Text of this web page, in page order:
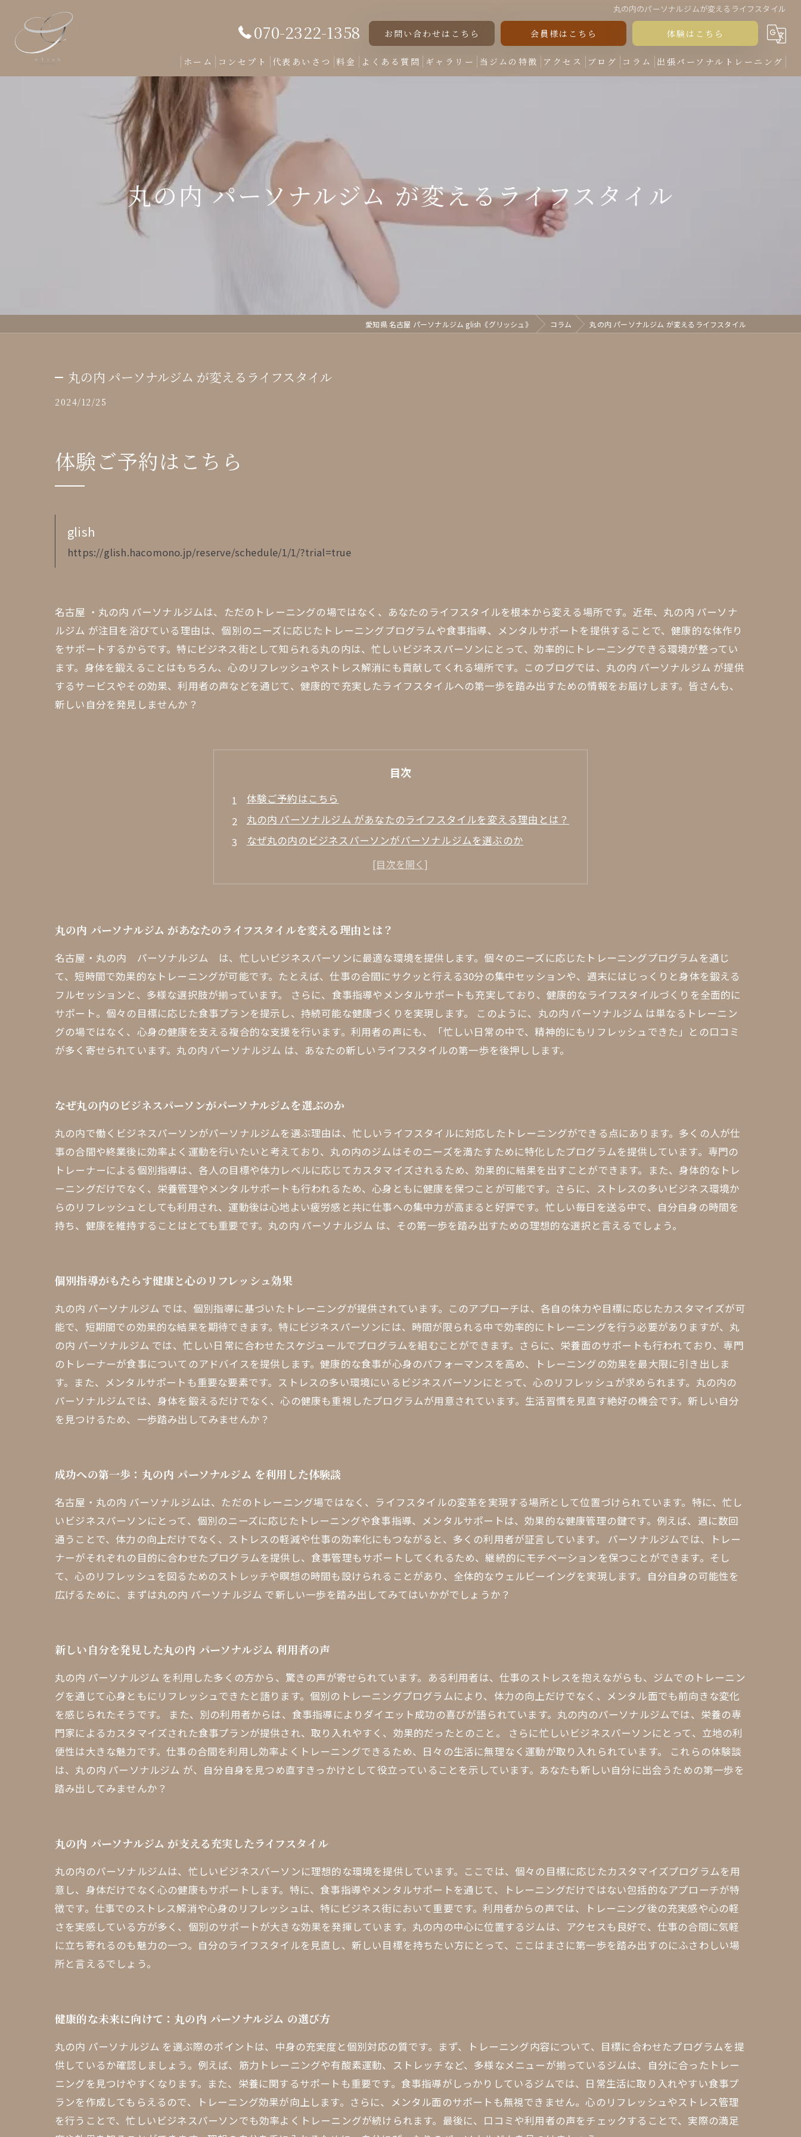
丸の内のパーソナルジムが変えるライフスタイル
070-2322-1358 お問い合わせはこちら 会員様はこちら 体験はこちら
ホーム コンセプト 代表あいさつ 料金 よくある質問 ギャラリー 当ジムの特徴 アクセス ブログ コラム 出張パーソナルトレーニング
丸の内 パーソナルジム が変えるライフスタイル
愛知県 名古屋 パーソナルジム glish《グリッシュ》 コラム 丸の内 パーソナルジム が変えるライフスタイル
丸の内 パーソナルジム が変えるライフスタイル
2024/12/25
体験ご予約はこちら
glish
https://glish.hacomono.jp/reserve/schedule/1/1/?trial=true
名古屋 ・丸の内 パーソナルジムは、ただのトレーニングの場ではなく、あなたのライフスタイルを根本から変える場所です。近年、丸の内 パーソナ
ルジム が注目を浴びている理由は、個別のニーズに応じたトレーニングプログラムや食事指導、メンタルサポートを提供することで、健康的な体作り
をサポートするからです。特にビジネス街として知られる丸の内は、忙しいビジネスパーソンにとって、効率的にトレーニングできる環境が整ってい
ます。身体を鍛えることはもちろん、心のリフレッシュやストレス解消にも貢献してくれる場所です。このブログでは、丸の内 パーソナルジム が提供
するサービスやその効果、利用者の声などを通じて、健康的で充実したライフスタイルへの第一歩を踏み出すための情報をお届けします。皆さんも、
新しい自分を発見しませんか？
目次
体験ご予約はこちら
丸の内 パーソナルジム があなたのライフスタイルを変える理由とは？
なぜ丸の内のビジネスパーソンがパーソナルジムを選ぶのか
個別指導がもたらす健康と心のリフレッシュ効果
成功への第一歩：丸の内 パーソナルジム を利用した体験談
丸の内 パーソナルジム が支える充実したライフスタイル
丸の内 パーソナルジム があなたのライフスタイルを変える理由とは？
名古屋・丸の内 パーソナルジム は、忙しいビジネスパーソンに最適な環境を提供します。個々のニーズに応じたトレーニングプログラムを通じ
て、短時間で効果的なトレーニングが可能です。たとえば、仕事の合間にサクッと行える30分の集中セッションや、週末にはじっくりと身体を鍛える
フルセッションと、多様な選択肢が揃っています。 さらに、食事指導やメンタルサポートも充実しており、健康的なライフスタイルづくりを全面的に
サポート。個々の目標に応じた食事プランを提示し、持続可能な健康づくりを実現します。 このように、丸の内 パーソナルジム は単なるトレーニン
グの場ではなく、心身の健康を支える複合的な支援を行います。利用者の声にも、「忙しい日常の中で、精神的にもリフレッシュできた」との口コミ
が多く寄せられています。丸の内 パーソナルジム は、あなたの新しいライフスタイルの第一歩を後押しします。
なぜ丸の内のビジネスパーソンがパーソナルジムを選ぶのか
丸の内で働くビジネスパーソンがパーソナルジムを選ぶ理由は、忙しいライフスタイルに対応したトレーニングができる点にあります。多くの人が仕
事の合間や終業後に効率よく運動を行いたいと考えており、丸の内のジムはそのニーズを満たすために特化したプログラムを提供しています。専門の
トレーナーによる個別指導は、各人の目標や体力レベルに応じてカスタマイズされるため、効果的に結果を出すことができます。また、身体的なトレ
ーニングだけでなく、栄養管理やメンタルサポートも行われるため、心身ともに健康を保つことが可能です。さらに、ストレスの多いビジネス環境か
らのリフレッシュとしても利用され、運動後は心地よい疲労感と共に仕事への集中力が高まると好評です。忙しい毎日を送る中で、自分自身の時間を
持ち、健康を維持することはとても重要です。丸の内 パーソナルジム は、その第一歩を踏み出すための理想的な選択と言えるでしょう。
個別指導がもたらす健康と心のリフレッシュ効果
丸の内 パーソナルジム では、個別指導に基づいたトレーニングが提供されています。このアプローチは、各自の体力や目標に応じたカスタマイズが可
能で、短期間での効果的な結果を期待できます。特にビジネスパーソンには、時間が限られる中で効率的にトレーニングを行う必要がありますが、丸
の内 パーソナルジム では、忙しい日常に合わせたスケジュールでプログラムを組むことができます。さらに、栄養面のサポートも行われており、専門
のトレーナーが食事についてのアドバイスを提供します。健康的な食事が心身のパフォーマンスを高め、トレーニングの効果を最大限に引き出しま
す。また、メンタルサポートも重要な要素です。ストレスの多い環境にいるビジネスパーソンにとって、心のリフレッシュが求められます。丸の内の
パーソナルジムでは、身体を鍛えるだけでなく、心の健康も重視したプログラムが用意されています。生活習慣を見直す絶好の機会です。新しい自分
を見つけるため、一歩踏み出してみませんか？
成功への第一歩：丸の内 パーソナルジム を利用した体験談
名古屋・丸の内 パーソナルジムは、ただのトレーニング場ではなく、ライフスタイルの変革を実現する場所として位置づけられています。特に、忙し
いビジネスパーソンにとって、個別のニーズに応じたトレーニングや食事指導、メンタルサポートは、効果的な健康管理の鍵です。例えば、週に数回
通うことで、体力の向上だけでなく、ストレスの軽減や仕事の効率化にもつながると、多くの利用者が証言しています。 パーソナルジムでは、トレー
ナーがそれぞれの目的に合わせたプログラムを提供し、食事管理もサポートしてくれるため、継続的にモチベーションを保つことができます。そし
て、心のリフレッシュを図るためのストレッチや瞑想の時間も設けられることがあり、全体的なウェルビーイングを実現します。自分自身の可能性を
広げるために、まずは丸の内 パーソナルジム で新しい一歩を踏み出してみてはいかがでしょうか？
新しい自分を発見した丸の内 パーソナルジム 利用者の声
丸の内 パーソナルジム を利用した多くの方から、驚きの声が寄せられています。ある利用者は、仕事のストレスを抱えながらも、ジムでのトレーニン
グを通じて心身ともにリフレッシュできたと語ります。個別のトレーニングプログラムにより、体力の向上だけでなく、メンタル面でも前向きな変化
を感じられたそうです。 また、別の利用者からは、食事指導によりダイエット成功の喜びが語られています。丸の内のパーソナルジムでは、栄養の専
門家によるカスタマイズされた食事プランが提供され、取り入れやすく、効果的だったとのこと。 さらに忙しいビジネスパーソンにとって、立地の利
便性は大きな魅力です。仕事の合間を利用し効率よくトレーニングできるため、日々の生活に無理なく運動が取り入れられています。 これらの体験談
は、丸の内 パーソナルジム が、自分自身を見つめ直すきっかけとして役立っていることを示しています。あなたも新しい自分に出会うための第一歩を
踏み出してみませんか？
丸の内 パーソナルジム が支える充実したライフスタイル
丸の内のパーソナルジムは、忙しいビジネスパーソンに理想的な環境を提供しています。ここでは、個々の目標に応じたカスタマイズプログラムを用
意し、身体だけでなく心の健康もサポートします。特に、食事指導やメンタルサポートを通じて、トレーニングだけではない包括的なアプローチが特
徴です。仕事でのストレス解消や心身のリフレッシュは、特にビジネス街において重要です。利用者からの声では、トレーニング後の充実感や心の軽
さを実感している方が多く、個別のサポートが大きな効果を発揮しています。丸の内の中心に位置するジムは、アクセスも良好で、仕事の合間に気軽
に立ち寄れるのも魅力の一つ。自分のライフスタイルを見直し、新しい目標を持ちたい方にとって、ここはまさに第一歩を踏み出すのにふさわしい場
所と言えるでしょう。
健康的な未来に向けて：丸の内 パーソナルジム の選び方
丸の内 パーソナルジム を選ぶ際のポイントは、中身の充実度と個別対応の質です。まず、トレーニング内容について、目標に合わせたプログラムを提
供しているか確認しましょう。例えば、筋力トレーニングや有酸素運動、ストレッチなど、多様なメニューが揃っているジムは、自分に合ったトレー
ニングを見つけやすくなります。また、栄養に関するサポートも重要です。食事指導がしっかりしているジムでは、日常生活に取り入れやすい食事プ
ランを作成してもらえるので、トレーニング効果が向上します。さらに、メンタル面のサポートも無視できません。心のリフレッシュやストレス管理
を行うことで、忙しいビジネスパーソンでも効率よくトレーニングが続けられます。最後に、口コミや利用者の声をチェックすることで、実際の満足